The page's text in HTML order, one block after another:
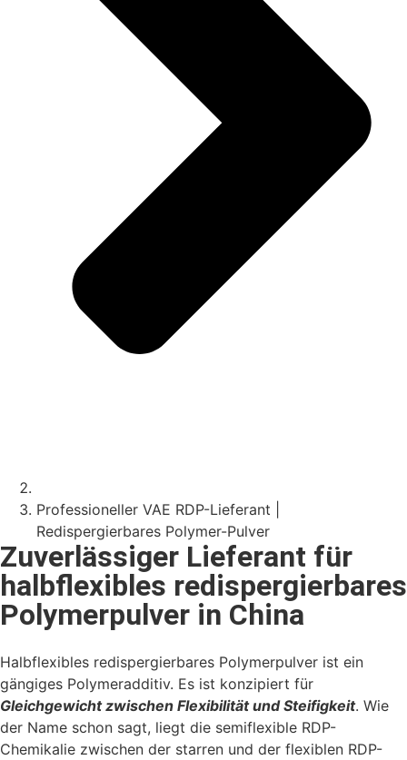
Professioneller VAE RDP-Lieferant |
Redispergierbares Polymer-Pulver
Zuverlässiger Lieferant für
halbflexibles redispergierbares
Polymerpulver in China
Halbflexibles redispergierbares Polymerpulver ist ein
gängiges Polymeradditiv. Es ist konzipiert für
Gleichgewicht zwischen Flexibilität und Steifigkeit. Wie
der Name schon sagt, liegt die semiflexible RDP-
Chemikalie zwischen der starren und der flexiblen RDP-